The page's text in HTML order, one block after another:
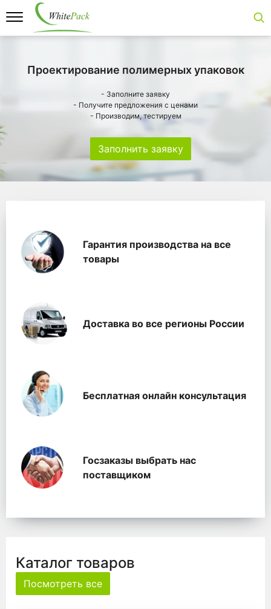
Проектирование полимерных упаковок
- Заполните заявку
- Получите предложения с ценами
- Производим, тестируем
Заполнить заявку
WhitePackГарантия производства на все
товары
Доставка во все регионы России
Бесплатная онлайн консультация
Госзаказы выбрать нас
поставщиком
Каталог товаров
Посмотреть все